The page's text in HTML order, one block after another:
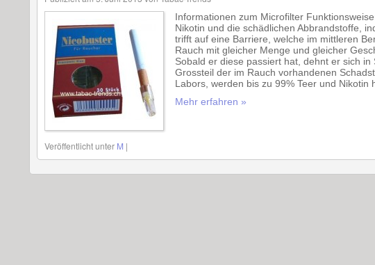
Informationen zum Microfilter
Nikotin und die schädlichen Abbrandstoffe,
trifft auf eine Barriere, welche im mittleren
Rauch mit gleicher Menge und gleicher
Sobald er diese passiert hat, dehnt er sich
Grossteil der im Rauch vorhandenen
Labors, werden bis zu 99% Teer und Nikotin
Mehr erfahren »
Veröffentlicht unter M |